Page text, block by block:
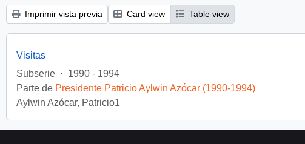
Imprimir vista previa Card view Table view
Visitas
Subserie · 1990 - 1994
Parte de Presidente Patricio Aylwin Azócar (1990-1994)
Aylwin Azócar, Patricio1